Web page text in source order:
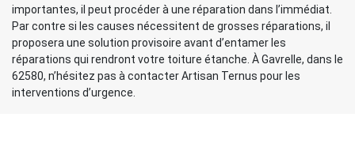
importantes, il peut procéder à une réparation dans l’immédiat.
Par contre si les causes nécessitent de grosses réparations, il
proposera une solution provisoire avant d’entamer les
réparations qui rendront votre toiture étanche. À Gavrelle, dans le
62580, n’hésitez pas à contacter Artisan Ternus pour les
interventions d’urgence.